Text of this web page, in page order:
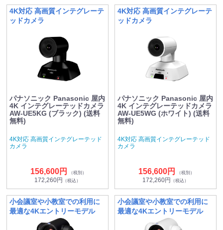
4K対応 高画質インテグレーテ
ッドカメラ
パナソニック Panasonic 屋内
4K インテグレーテッドカメラ
AW-UE5KG (ブラック) (送料
無料)
4K対応 高画質インテグレーテッド
カメラ
156,600円 （税別）
172,260円 （税込）
4K対応 高画質インテグレーテ
ッドカメラ
パナソニック Panasonic 屋内
4K インテグレーテッドカメラ
AW-UE5WG (ホワイト) (送料
無料)
4K対応 高画質インテグレーテッド
カメラ
156,600円 （税別）
172,260円 （税込）
小会議室や小教室での利用に
最適な4Kエントリーモデル
小会議室や小教室での利用に
最適な4Kエントリーモデル